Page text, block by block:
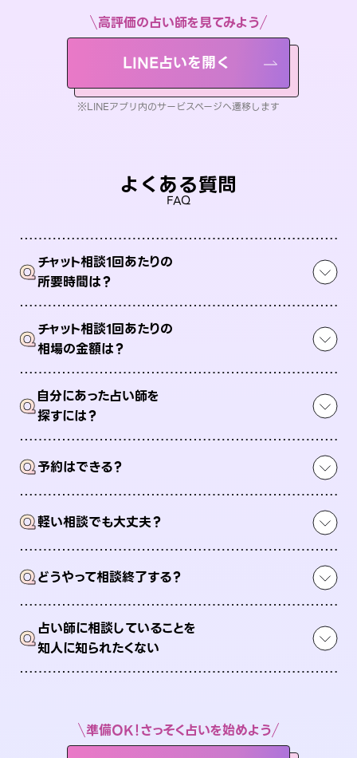
高評価の占い師を見てみよう
LINE占いを開く
※LINEアプリ内のサービスページへ遷移します
よくある質問
FAQ
Qチャット相談1回あたりの
所要時間は？
Qチャット相談1回あたりの
相場の金額は？
Q自分にあった占い師を
探すには？
Q予約はできる？
Q軽い相談でも大丈夫？
Qどうやって相談終了する？
Q占い師に相談していることを
知人に知られたくない
準備OK！さっそく占いを始めよう